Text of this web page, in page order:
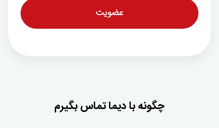
چگونه با دیما تماس بگیرم